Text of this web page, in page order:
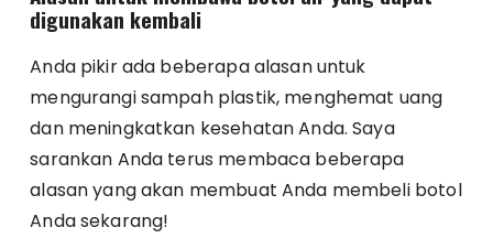
digunakan kembali
Anda pikir ada beberapa alasan untuk
mengurangi sampah plastik, menghemat uang
dan meningkatkan kesehatan Anda. Saya
sarankan Anda terus membaca beberapa
alasan yang akan membuat Anda membeli botol
Anda sekarang!